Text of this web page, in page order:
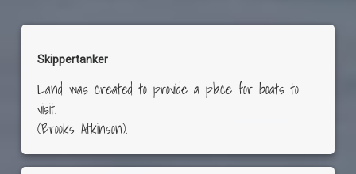
Skippertanker
Land was created to provide a place for boats to
visit.
(Brooks Atkinson).